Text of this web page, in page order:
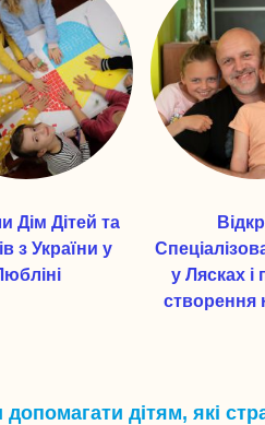
Дім Дітей та
з України у
у Лясках і
створення
дітям, які